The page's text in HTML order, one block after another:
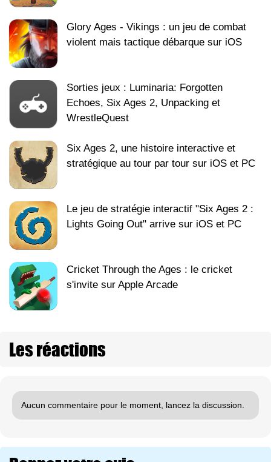
Glory Ages - Vikings : un jeu de combat
violent mais tactique débarque sur iOS
Sorties jeux : Luminaria: Forgotten
Echoes, Six Ages 2, Unpacking et
WrestleQuest
Six Ages 2, une histoire interactive et
stratégique au tour par tour sur iOS et PC
Le jeu de stratégie interactif "Six Ages 2 :
Lights Going Out" arrive sur iOS et PC
Cricket Through the Ages : le cricket
s'invite sur Apple Arcade
Les réactions
Aucun commentaire pour le moment, lancez la discussion.